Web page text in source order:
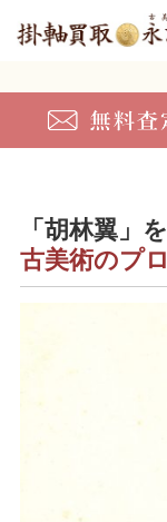
「胡林翼」を
古美術のプロ